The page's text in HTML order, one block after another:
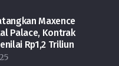
Maxence
Palace, Kontrak
Rp1,2 Triliun
25